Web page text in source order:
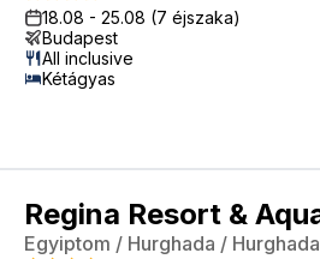
18.08 - 25.08 (7 éjszaka)
Budapest
All inclusive
Kétágyas
Egyiptom / Hurghada / Hurghada